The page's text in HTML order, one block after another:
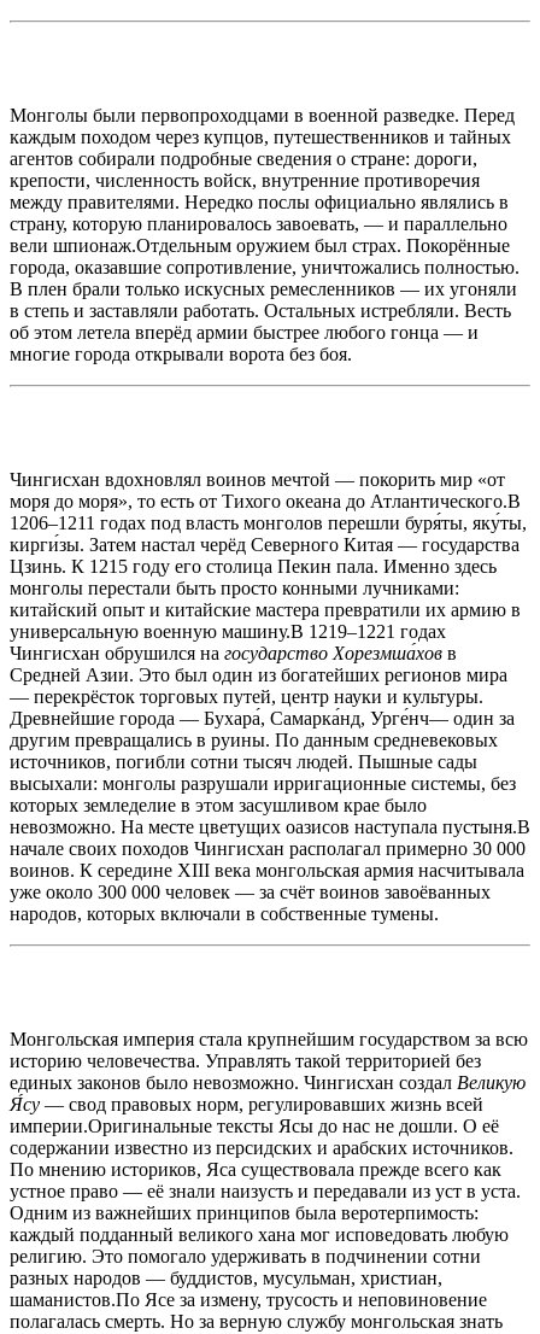
Монголы были первопроходцами в военной разведке. Перед
каждым походом через купцов, путешественников и тайных
агентов собирали подробные сведения о стране: дороги,
крепости, численность войск, внутренние противоречия
между правителями. Нередко послы официально являлись в
страну, которую планировалось завоевать, — и параллельно
вели шпионаж.Отдельным оружием был страх. Покорённые
города, оказавшие сопротивление, уничтожались полностью.
В плен брали только искусных ремесленников — их угоняли
в степь и заставляли работать. Остальных истребляли. Весть
об этом летела вперёд армии быстрее любого гонца — и
многие города открывали ворота без боя.
Чингисхан вдохновлял воинов мечтой — покорить мир «от
моря до моря», то есть от Тихого океана до Атлантического.В
1206–1211 годах под власть монголов перешли буря́ты, яку́ты,
кирги́зы. Затем настал черёд Северного Китая — государства
Цзинь. К 1215 году его столица Пекин пала. Именно здесь
монголы перестали быть просто конными лучниками:
китайский опыт и китайские мастера превратили их армию в
универсальную военную машину.В 1219–1221 годах
Чингисхан обрушился на государство Хорезмша́хов в
Средней Азии. Это был один из богатейших регионов мира
— перекрёсток торговых путей, центр науки и культуры.
Древнейшие города — Бухара́, Самарка́нд, Урге́нч— один за
другим превращались в руины. По данным средневековых
источников, погибли сотни тысяч людей. Пышные сады
высыхали: монголы разрушали ирригационные системы, без
которых земледелие в этом засушливом крае было
невозможно. На месте цветущих оазисов наступала пустыня.В
начале своих походов Чингисхан располагал примерно 30 000
воинов. К середине XIII века монгольская армия насчитывала
уже около 300 000 человек — за счёт воинов завоёванных
народов, которых включали в собственные тумены.
Монгольская империя стала крупнейшим государством за всю
историю человечества. Управлять такой территорией без
единых законов было невозможно. Чингисхан создал Великую
Я́су — свод правовых норм, регулировавших жизнь всей
империи.Оригинальные тексты Ясы до нас не дошли. О её
содержании известно из персидских и арабских источников.
По мнению историков, Яса существовала прежде всего как
устное право — её знали наизусть и передавали из уст в уста.
Одним из важнейших принципов была веротерпимость:
каждый подданный великого хана мог исповедовать любую
религию. Это помогало удерживать в подчинении сотни
разных народов — буддистов, мусульман, христиан,
шаманистов.По Ясе за измену, трусость и неповиновение
полагалась смерть. Но за верную службу монгольская знать